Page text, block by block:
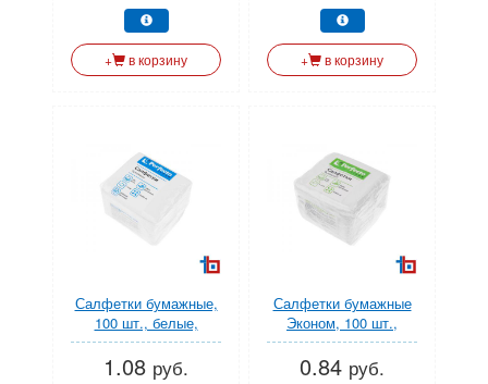
+ в корзину + в корзину
Салфетки бумажные,
100 шт., белые,
PERFECTO LINEA
1.08 руб.
Салфетки бумажные
Эконом, 100 шт.,
белые, PERFECTO
LINEA
0.84 руб.